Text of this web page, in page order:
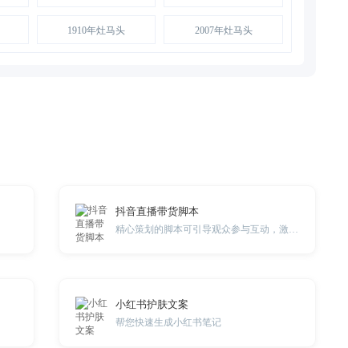
1910年灶马头 2007年灶马头
抖音直播带货脚本
小红书护肤文案
帮您快速生成小红书笔记